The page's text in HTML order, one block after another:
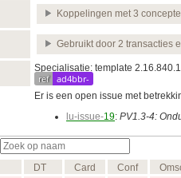
Koppelingen met 3
Gebruikt door 2 transacties
Specialisatie: template
ref ad4bbr-
Er is een open issue met
lu-issue-19: PV1.3-4:
DT Card Conf